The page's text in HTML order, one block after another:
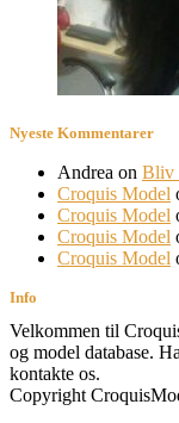
Nyeste Kommentarer
Andrea on Bliv
Croquis Model
Croquis Model
Croquis Model
Croquis Model
Info
Velkommen til
og model database.
kontakte os.
Copyright